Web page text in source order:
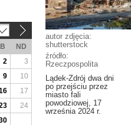
autor zdjęcia:
shutterstock
źródło:
Rzeczpospolita
Lądek-Zdrój dwa dni
po przejściu przez
miasto fali
powodziowej, 17
września 2024 r.
ND
2
3
9
10
17
24